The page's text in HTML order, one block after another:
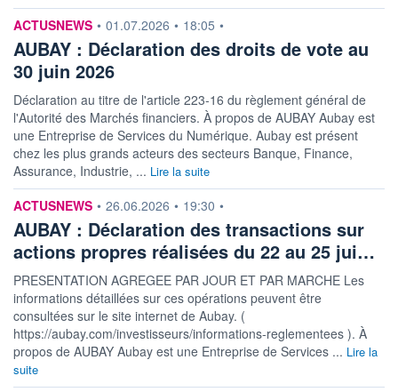
information fournie par
ACTUSNEWS • 01.07.2026 • 18:05 •
AUBAY : Déclaration des droits de vote au
30 juin 2026
Déclaration au titre de l'article 223-16 du règlement général de
l'Autorité des Marchés financiers. À propos de AUBAY Aubay est
une Entreprise de Services du Numérique. Aubay est présent
chez les plus grands acteurs des secteurs Banque, Finance,
Assurance, Industrie, ... Lire la suite
information fournie par
ACTUSNEWS • 26.06.2026 • 19:30 •
AUBAY : Déclaration des transactions sur
actions propres réalisées du 22 au 25 jui…
PRESENTATION AGREGEE PAR JOUR ET PAR MARCHE Les
informations détaillées sur ces opérations peuvent être
consultées sur le site internet de Aubay. (
https://aubay.com/investisseurs/informations-reglementees ). À
propos de AUBAY Aubay est une Entreprise de Services ... Lire la
suite